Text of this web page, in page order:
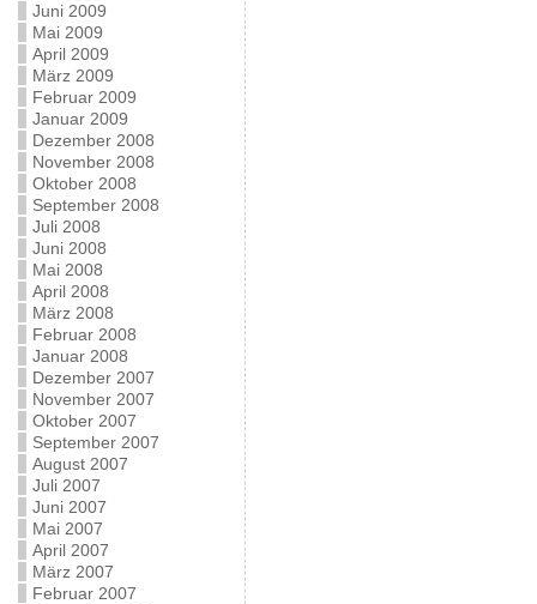
Juni 2009
Mai 2009
April 2009
März 2009
Februar 2009
Januar 2009
Dezember 2008
November 2008
Oktober 2008
September 2008
Juli 2008
Juni 2008
Mai 2008
April 2008
März 2008
Februar 2008
Januar 2008
Dezember 2007
November 2007
Oktober 2007
September 2007
August 2007
Juli 2007
Juni 2007
Mai 2007
April 2007
März 2007
Februar 2007